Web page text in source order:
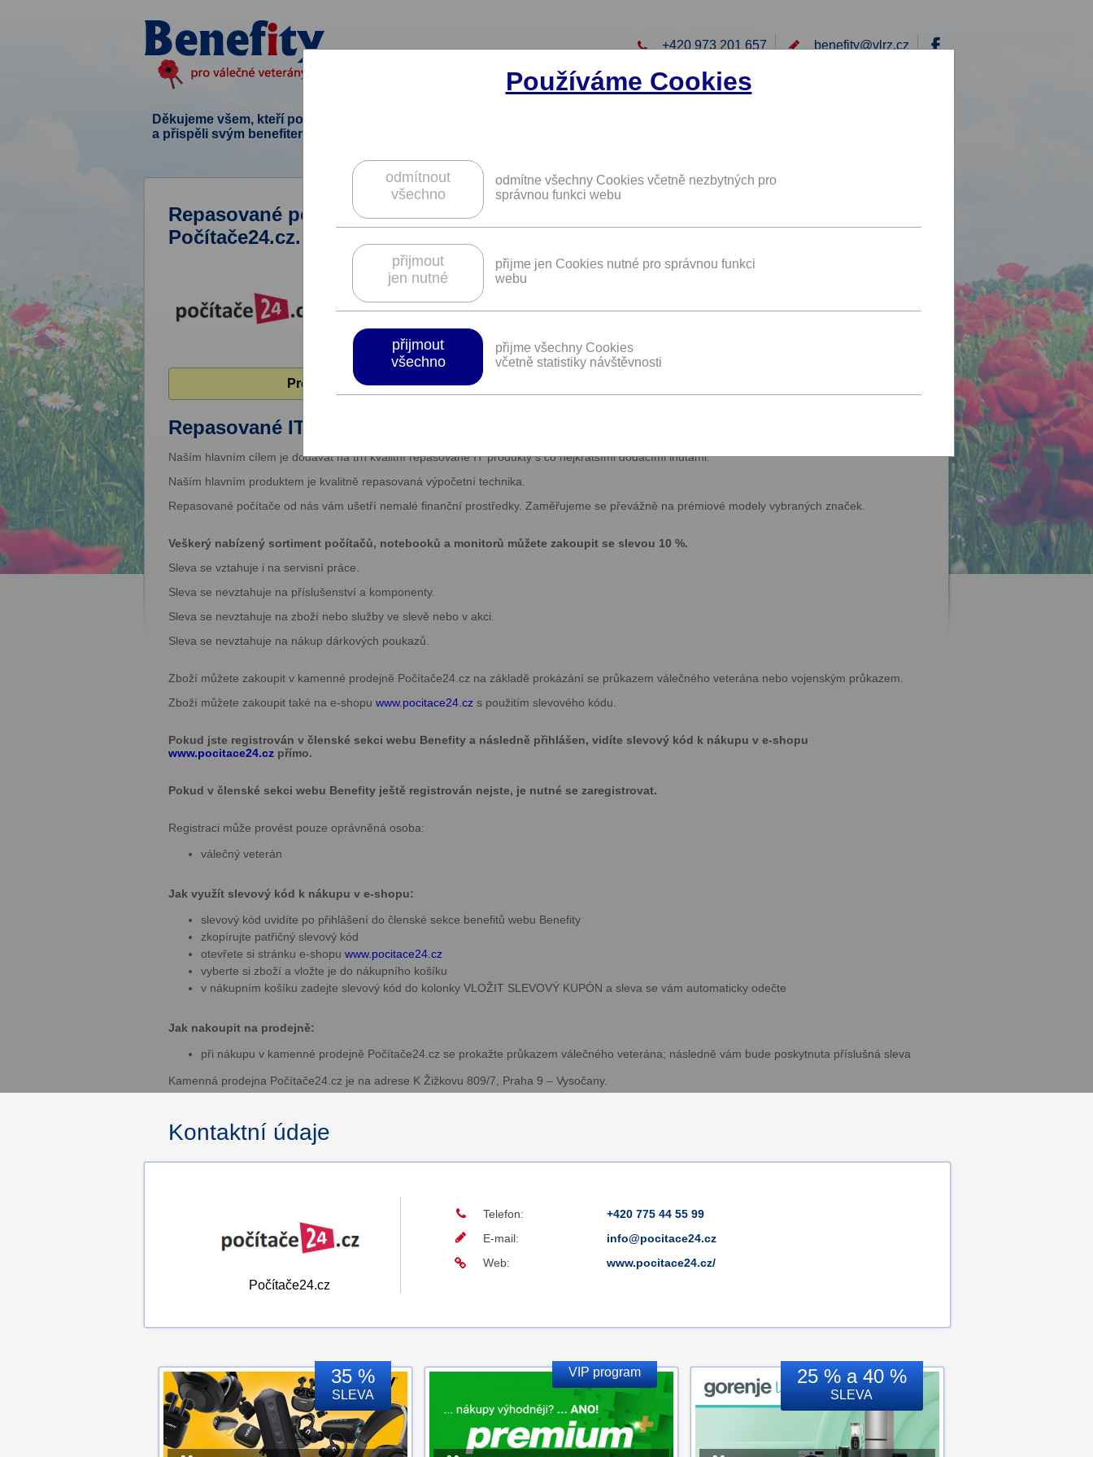
+420 973 201 657 benefity@vlrz.cz
Děkujeme všem, kteří podpořili tento projekt
a přispěli svým benefitem.
Používáme Cookies
odmítnout
všechno
odmítne všechny Cookies včetně nezbytných pro
správnou funkci webu
přijmout
jen nutné
přijme jen Cookies nutné pro správnou funkci
webu
přijmout
všechno
přijme všechny Cookies
včetně statistiky návštěvnosti
Repasované počítače, notebooky a monitory se slevou od
Počítače24.cz.
Platnost není časově omezena.
Pro zobrazení dalších podmínek či slevových kódů pro čerpání benefitu se
Repasované IT produkty s výjimečnou kvalitou.
Naším hlavním cílem je dodávat na trh kvalitní repasované IT produkty s co nejkratšími dodacími lhůtami.
Naším hlavním produktem je kvalitně repasovaná výpočetní technika.
Repasované počítače od nás vám ušetří nemalé finanční prostředky. Zaměřujeme se převážně na prémiové modely vybraných značek.
Veškerý nabízený sortiment počítačů, notebooků a monitorů můžete zakoupit se slevou 10 %.
Sleva se vztahuje i na servisní práce.
Sleva se nevztahuje na příslušenství a komponenty.
Sleva se nevztahuje na zboží nebo služby ve slevě nebo v akci.
Sleva se nevztahuje na nákup dárkových poukazů.
Zboží můžete zakoupit v kamenné prodejně Počítače24.cz na základě prokázání se průkazem válečného veterána nebo vojenským průkazem.
Zboží můžete zakoupit také na e-shopu www.pocitace24.cz s použitím slevového kódu.
Pokud jste registrován v členské sekci webu Benefity a následně přihlášen, vidíte slevový kód k nákupu v e-shopu
www.pocitace24.cz přímo.
Pokud v členské sekci webu Benefity ještě registrován nejste, je nutné se zaregistrovat.
Registraci může provést pouze oprávněná osoba:
válečný veterán
Jak využít slevový kód k nákupu v e-shopu:
slevový kód uvidíte po přihlášení do členské sekce benefitů webu Benefity
zkopírujte patřičný slevový kód
otevřete si stránku e-shopu www.pocitace24.cz
vyberte si zboží a vložte je do nákupního košíku
v nákupním košíku zadejte slevový kód do kolonky VLOŽIT SLEVOVÝ KUPÓN a sleva se vám automaticky odečte
Jak nakoupit na prodejně:
při nákupu v kamenné prodejně Počítače24.cz se prokažte průkazem válečného veterána; následně vám bude poskytnuta příslušná sleva
Kamenná prodejna Počítače24.cz je na adrese K Žižkovu 809/7, Praha 9 – Vysočany.
Kontaktní údaje
Počítače24.cz
Telefon:
+420 775 44 55 99
E-mail:
info@pocitace24.cz
Web:
www.pocitace24.cz/
35 %
SLEVA
VIP program 25 % a 40 %
SLEVA